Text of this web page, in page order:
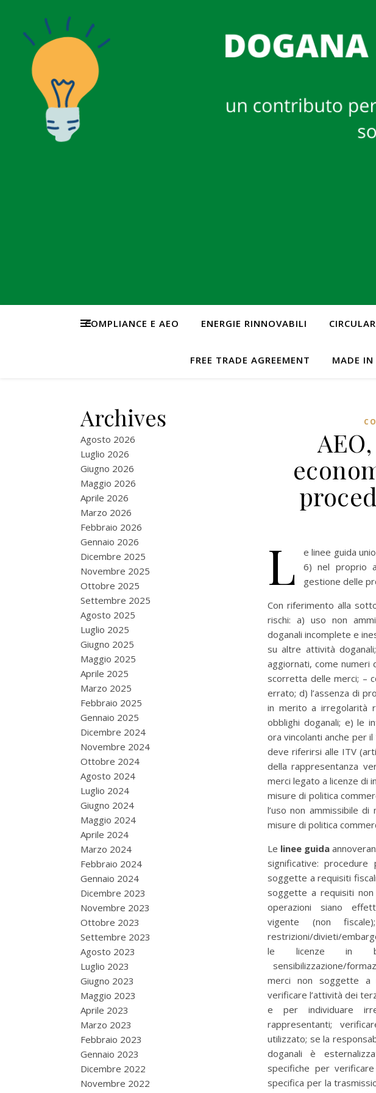
COMPLIANCE E AEO ENERGIE RINNOVABILI
FREE TRADE AGREEMENT MADE IN
Archives
Agosto 2026
Luglio 2026
Giugno 2026
Maggio 2026
Aprile 2026
Marzo 2026
Febbraio 2026
Gennaio 2026
Dicembre 2025
Novembre 2025
Ottobre 2025
Settembre 2025
Agosto 2025
Luglio 2025
Giugno 2025
Maggio 2025
Aprile 2025
Marzo 2025
Febbraio 2025
Gennaio 2025
Dicembre 2024
Novembre 2024
Ottobre 2024
Agosto 2024
Luglio 2024
Giugno 2024
Maggio 2024
Aprile 2024
Marzo 2024
Febbraio 2024
Gennaio 2024
Dicembre 2023
Novembre 2023
Ottobre 2023
Settembre 2023
Agosto 2023
Luglio 2023
Giugno 2023
Maggio 2023
Aprile 2023
Marzo 2023
Febbraio 2023
Gennaio 2023
Dicembre 2022
Novembre 2022
L
e linee guida
6) nel proprio
gestione delle
Con riferimento alla
rischi: a) uso non
doganali incomplete e
su altre attività
aggiornati, come numeri
scorretta delle merci; –
errato; d) l’assenza di
in merito a irregolarità
obblighi doganali; e) le
ora vincolanti anche per
deve riferirsi alle ITV
della rappresentanza
merci legato a licenze di
misure di politica
l’uso non ammissibile
misure di politica
Le linee guida
significative:
soggette a requisiti
soggette a requisiti
operazioni siano
vigente (non
restrizioni/divieti/
le licenze in
sensibilizzazione/
merci non soggette a
verificare l’attività dei
e per individuare
rappresentanti;
utilizzato; se la
doganali è
specifiche per
specifica per la